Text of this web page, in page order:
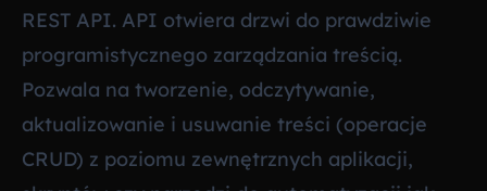
REST API. API otwiera drzwi do prawdziwie
programistycznego zarządzania treścią.
Pozwala na tworzenie, odczytywanie,
aktualizowanie i usuwanie treści (operacje
CRUD) z poziomu zewnętrznych aplikacji,